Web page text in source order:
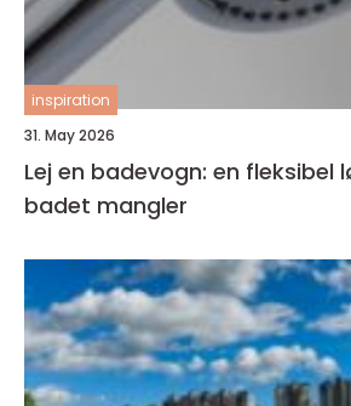
inspiration
31. May 2026
Lej en badevogn: en fleksibel
badet mangler